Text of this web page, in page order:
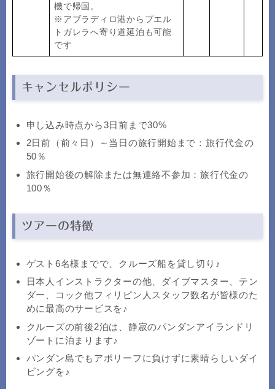
機で帰国。
※アブラディロ港からプエル
トガレラへ寄り道延泊も可能
です
キャンセルポリシー
申し込み時点から3日前まで30%
2日前（前々日）～当日の旅行開始まで：旅行代金の
50％
旅行開始後の解除または無連絡不参加：旅行代金の
100％
ツアーの特徴
ゲスト6名様までで、クルーズ船を貸し切り♪
日本人インストラクターの他、ダイブマスター、テン
ダー、コック他フィリピン人スタッフ数名が皆様のた
めに最高のサービスを♪
クルーズの前後2泊は、静寂のパンダンアイランドリ
ゾートに泊まります♪
パンダン島でもアポリーフに負けずに素晴らしいダイ
ビングを♪